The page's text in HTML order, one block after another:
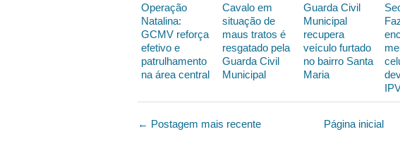
Operação
Natalina:
GCMV reforça
efetivo e
patrulhamento
na área central
Cavalo em
situação de
maus tratos é
resgatado pela
Guarda Civil
Municipal
Guarda Civil
Municipal
recupera
veículo furtado
no bairro Santa
Maria
← Postagem mais recente Página inicial